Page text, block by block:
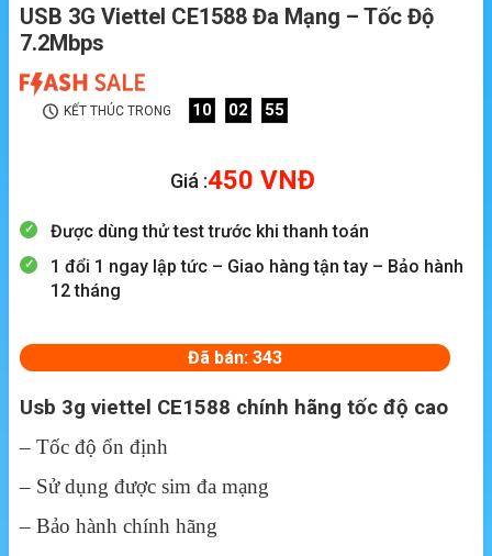
USB 3G Viettel CE1588 Đa Mạng – Tốc Độ
7.2Mbps
KẾT THÚC TRONG 10 02 55
Giá :450 VNĐ
Được dùng thử test trước khi thanh toán
1 đổi 1 ngay lập tức – Giao hàng tận tay – Bảo hành
12 tháng
Đã bán: 343
Usb 3g viettel CE1588 chính hãng tốc độ cao
– Tốc độ ổn định
– Sử dụng được sim đa mạng
– Bảo hành chính hãng